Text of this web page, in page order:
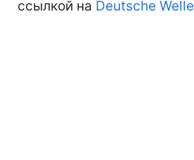
ссылкой на Deutsche Welle